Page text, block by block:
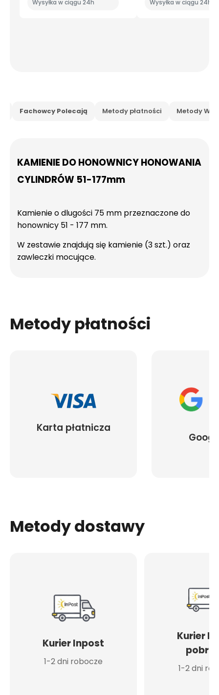
Wysyłka w ciągu 24h Wysyłka w ciągu 24h
Fachowcy Polecają Metody płatności Metody
KAMIENIE DO HONOWNICY HONOWANIA
CYLINDRÓW 51-177mm
Kamienie o dlugości 75 mm przeznaczone do
honownicy 51 - 177 mm.
W zestawie znajdują się kamienie (3 szt.) oraz
zawleczki mocujące.
Metody płatności
Karta płatnicza
Metody dostawy
Kurier Inpost
1-2 dni robocze
Kurier
1-2 dni